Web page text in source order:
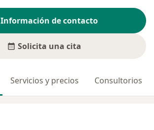
Información de contacto
Solicita una cita
Servicios y precios Consultorios